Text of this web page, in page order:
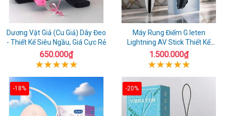
Dương Vật Giả (Cu Giả) Dây Đeo
- Thiết Kế Siêu Ngầu, Giá Cực Rẻ
650.000₫
Máy Rung Điểm G leten
Lightning AV Stick Thiết Kế
Thông Minh
1.500.000₫
-18% -20%